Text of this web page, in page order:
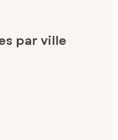
par ville